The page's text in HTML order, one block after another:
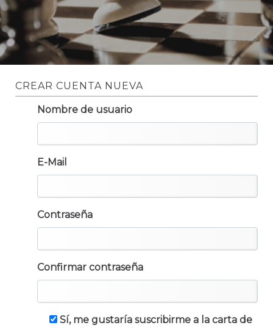
CREAR CUENTA NUEVA
Nombre de usuario
E-Mail
Contraseña
Confirmar contraseña
Sí, me gustaría suscribirme a la carta de